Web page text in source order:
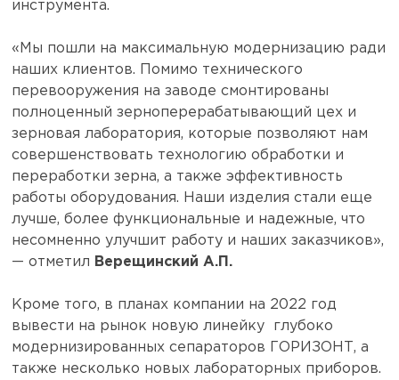
инструмента.
«Мы пошли на максимальную модернизацию ради
наших клиентов. Помимо технического
перевооружения на заводе смонтированы
полноценный зерноперерабатывающий цех и
зерновая лаборатория, которые позволяют нам
совершенствовать технологию обработки и
переработки зерна, а также эффективность
работы оборудования. Наши изделия стали еще
лучше, более функциональные и надежные, что
несомненно улучшит работу и наших заказчиков»,
— отметил Верещинский А.П.
Кроме того, в планах компании на 2022 год
вывести на рынок новую линейку глубоко
модернизированных сепараторов ГОРИЗОНТ, а
также несколько новых лабораторных приборов.